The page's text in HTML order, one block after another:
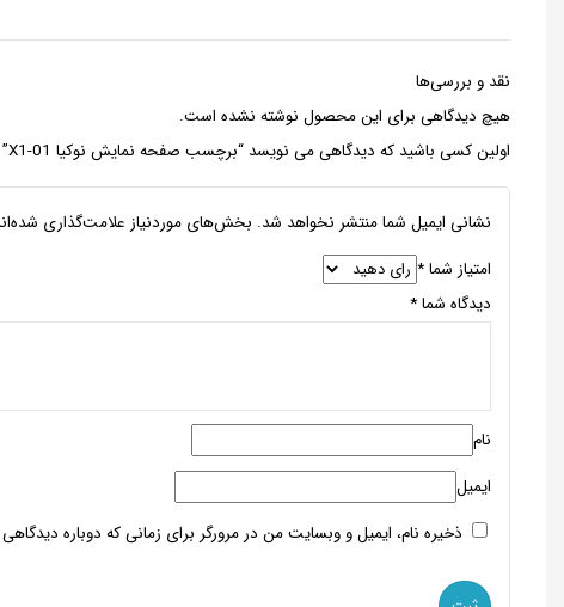
نقد و بررسی‌ها
هیچ دیدگاهی برای این محصول نوشته نشده است.
اولین کسی باشید که دیدگاهی می نویسد “برچسب صفحه نمایش نوکیا X1-01”
نشانی ایمیل شما منتشر نخواهد شد. بخش‌های موردنیاز علامت‌گذاری
امتیاز شما*
دیدگاه شما*
نام
ایمیل
ذخیره نام، ایمیل و وبسایت من در مرورگر برای زمانی که دوباره